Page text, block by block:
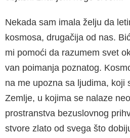
Nekada sam imala želju da
kosmosa, drugačija od nas.
mi pomoći da razumem svet
van poimanja poznatog.
na me upozna sa ljudima, koji
Zemlje, u kojima se nalaze
prostranstva bezuslovnog
stvore zlato od svega što